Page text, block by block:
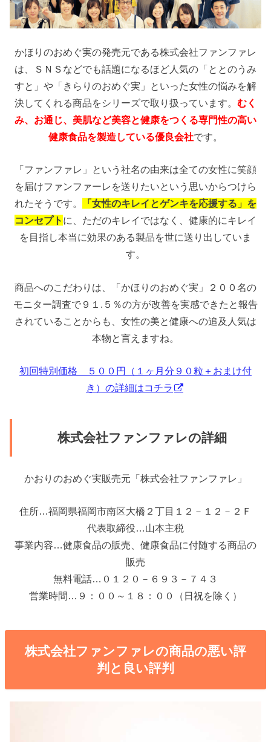
かほりのおめぐ実の発売元である株式会社ファンファレ
は、ＳＮＳなどでも話題になるほど人気の「ととのうみ
すと」や「きらりのおめぐ実」といった女性の悩みを解
決してくれる商品をシリーズで取り扱っています。 むく
み、お通じ、美肌など美容と健康をつくる専門性の高い
健康食品を製造している優良会社です。
「ファンファレ」という社名の由来は全ての女性に笑顔
を届けファンファーレを送りたいという思いからつけら
れたそうです。
「女性のキレイとゲンキを応援する」を
コンセプト に、ただのキレイではなく、健康的にキレイ
を目指し本当に効果のある製品を世に送り出していま
す。
商品へのこだわりは、「かほりのおめぐ実」２００名の
モニター調査で９１.５％の方が改善を実感できたと報告
されていることからも、女性の美と健康への追及人気は
本物と言えますね。
初回特別価格 ５００円（１ヶ月分９０粒＋おまけ付
き）の詳細はコチラ
株式会社ファンファレの詳細
かおりのおめぐ実販売元「株式会社ファンファレ」
住所…福岡県福岡市南区大橋２丁目１２－１２－２Ｆ
代表取締役…山本主税
事業内容…健康食品の販売、健康食品に付随する商品の
販売
無料電話…０１２０－６９３－７４３
営業時間…９：００～１８：００（日祝を除く）
株式会社ファンファレの商品の悪い評
判と良い評判